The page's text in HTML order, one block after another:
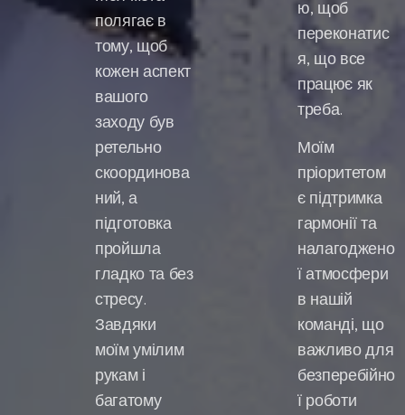
полягає в
тому, щоб
кожен аспект
вашого
заходу був
ретельно
скоординова
ний, а
підготовка
пройшла
гладко та без
стресу.
Завдяки
моїм умілим
рукам і
багатому
ю, щоб
переконатис
я, що все
працює як
треба.
Моїм
пріоритетом
є підтримка
гармонії та
налагоджено
ї атмосфери
в нашій
команді, що
важливо для
безперебійно
ї роботи